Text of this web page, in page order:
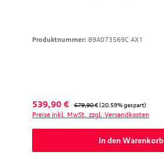
Produktnummer: 89A073569C AX1
Verkaufspreis:
539,90 € Regulärer Preis:
679,90 € (20.59% gespart)
Preise inkl. MwSt. zzgl. Versandkosten
In den Warenkorb